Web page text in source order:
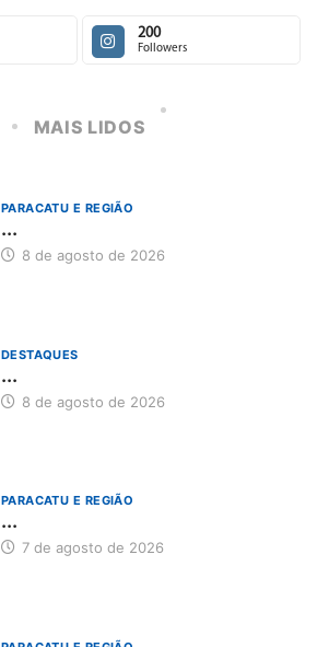
200
Followers
MAIS LIDOS
PARACATU E REGIÃO
...
8 de agosto de 2026
DESTAQUES
...
8 de agosto de 2026
PARACATU E REGIÃO
...
7 de agosto de 2026